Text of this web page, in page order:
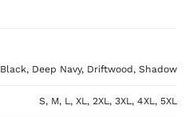
Black, Deep Navy, Driftwood, Shadow
S, M, L, XL, 2XL, 3XL, 4XL, 5XL